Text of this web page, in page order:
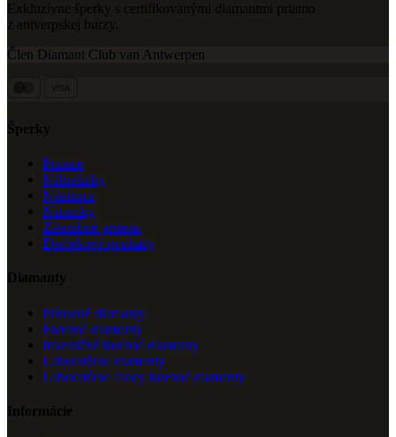
Exkluzívne šperky s certifikovanými diamantmi priamo
z antverpskej burzy.
Člen Diamant Club van Antwerpen
Šperky
Prstene
Náhrelníky
Náušnice
Náramky
Zásnubné prstene
Darčekové poukazy
Diamanty
Prírodné diamanty
Farebné diamanty
Investičné farebné diamanty
Laboratórne diamanty
Laboratórne fancy farebné diamanty
Informácie